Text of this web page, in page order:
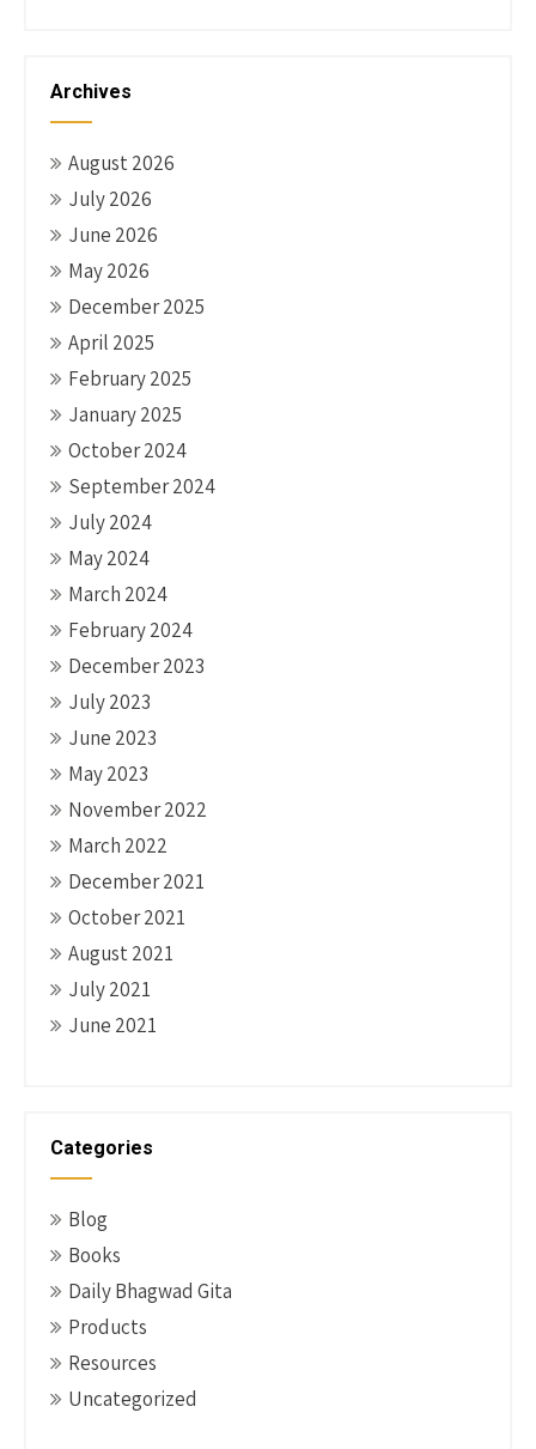
Archives
August 2026
July 2026
June 2026
May 2026
December 2025
April 2025
February 2025
January 2025
October 2024
September 2024
July 2024
May 2024
March 2024
February 2024
December 2023
July 2023
June 2023
May 2023
November 2022
March 2022
December 2021
October 2021
August 2021
July 2021
June 2021
Categories
Blog
Books
Daily Bhagwad Gita
Products
Resources
Uncategorized